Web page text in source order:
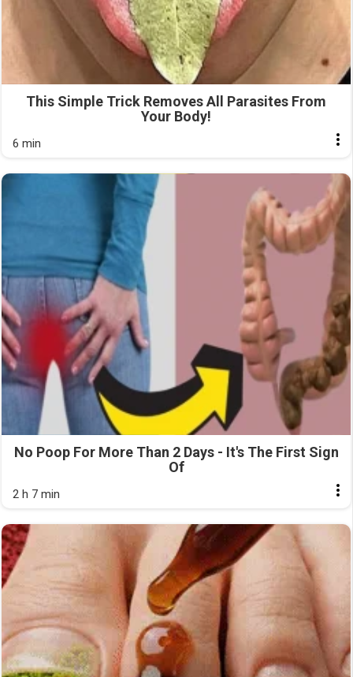
This Simple Trick Removes All Parasites From
Your Body!
6 min
No Poop For More Than 2 Days - It's The First Sign
Of
2 h 7 min